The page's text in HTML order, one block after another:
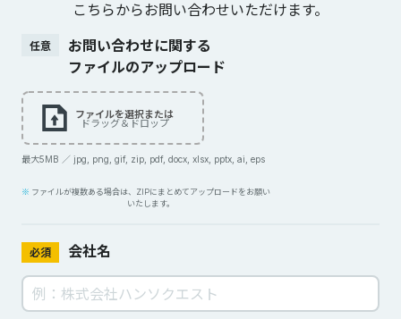
こちらからお問い合わせいただけます。
任意
お問い合わせに関する
ファイルのアップロード
ファイルを選択または
ドラッグ＆ドロップ
最大5MB ／ jpg, png, gif, zip, pdf, docx, xlsx, pptx, ai, eps
ファイルが複数ある場合は、ZIPにまとめてアップロードをお願い
いたします。
必須 会社名